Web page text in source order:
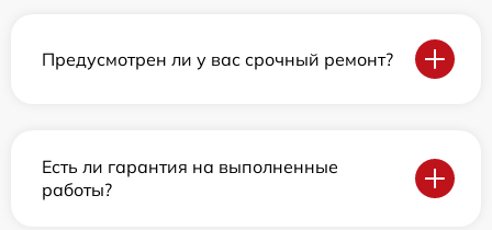
Предусмотрен ли у вас срочный ремонт?
Есть ли гарантия на выполненные
работы?